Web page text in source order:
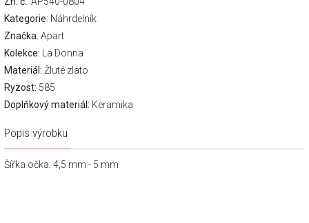
Kategorie: Náhrdelník
Značka: Apart
Kolekce:
La Donna
Materiál: Žluté zlato
Ryzost: 585
Doplňkový materiál: Keramika
Popis výrobku
Šířka očka: 4,5 mm - 5 mm